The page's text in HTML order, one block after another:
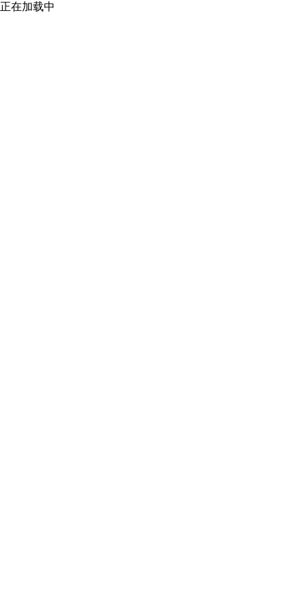
正在加载中